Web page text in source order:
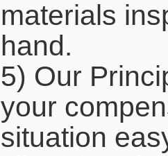
materials
hand.
5) Our
your
situation